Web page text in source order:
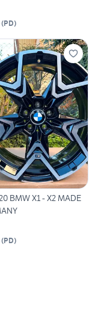
(PD)
BMW X1 - X2 MADE
(PD)